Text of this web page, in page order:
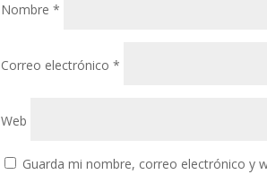
Nombre *
Correo electrónico *
Web
Guarda mi nombre, correo electrónico y